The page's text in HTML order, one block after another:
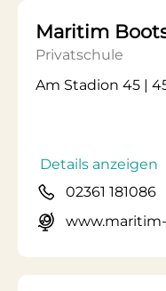
Maritim
Privatschule
Am Stadion 45 |
Details anzeigen
02361 181086